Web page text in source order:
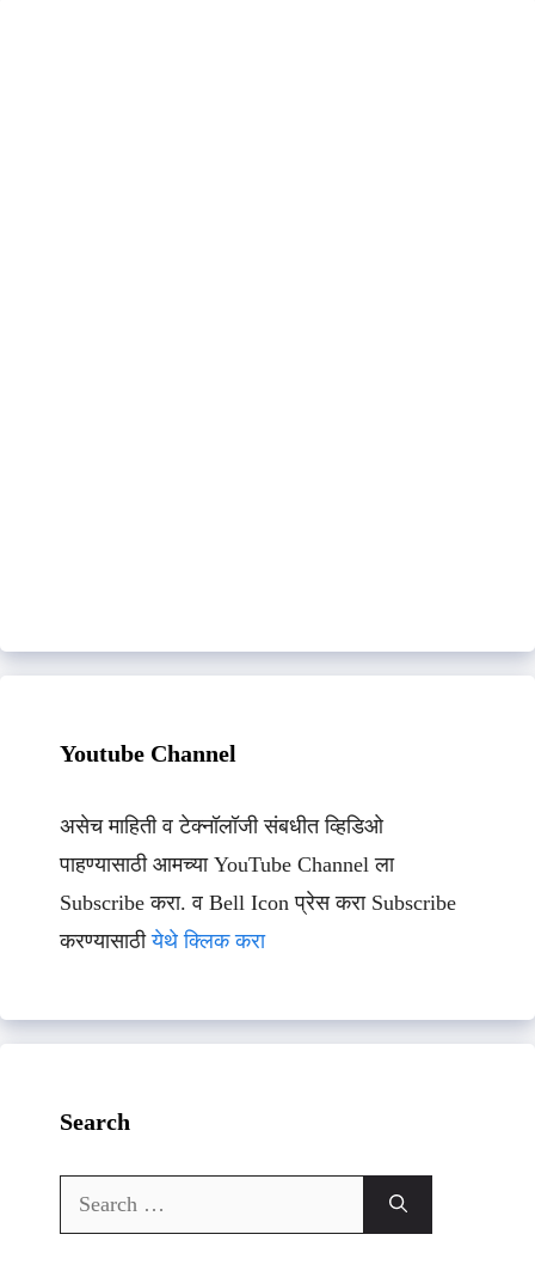
Youtube Channel
असेच माहिती व टेक्नॉलॉजी संबधीत व्हिडिओ
पाहण्यासाठी आमच्या YouTube Channel ला
Subscribe करा. व Bell Icon प्रेस करा Subscribe
करण्यासाठीयेथे क्लिक करा
Search
Search
for: